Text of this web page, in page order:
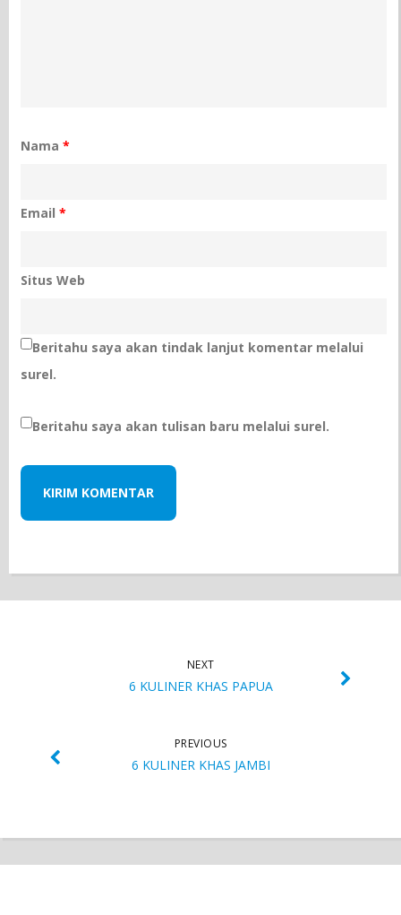
Nama*
Email*
Situs Web
Beritahu saya akan tindak lanjut komentar melalui
surel.
Beritahu saya akan tulisan baru melalui surel.
NEXT
6 KULINER KHAS PAPUA
PREVIOUS
6 KULINER KHAS JAMBI